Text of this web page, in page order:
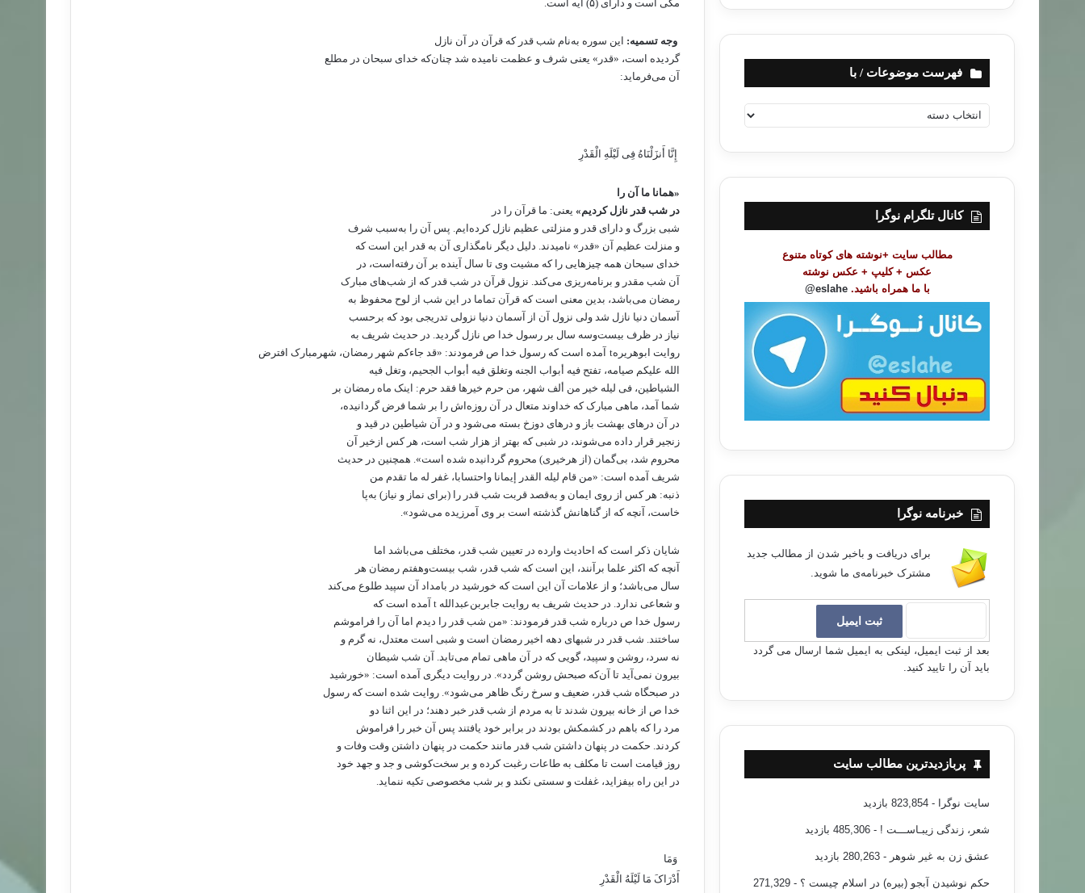
مکی‌ است‌ و دارای‌ (۵) آیه‌ است‌.
وجه‌ تسمیه: این‌ سوره‌ به‌نام‌ شب‌ قدر که‌ قرآن‌ در آن‌ نازل‌
گردیده ‌است‌، «قدر» یعنی‌ شرف‌ و عظمت‌ نامیده‌ شد چنان‌که‌ خدای‌ سبحان‌ در مطلع‌
آن می‌فرماید:
‏ إِنَّا أَنزَلْنَاهُ فِی لَیْلَهِ الْقَدْرِ ‏
«همانا ما آن‌ را
در شب‌ قدر نازل‌ کردیم» یعنی: ما قرآن‌ را در
شبی‌ بزرگ‌ و دارای‌ قدر و منزلتی‌ عظیم‌ نازل‌ کرده‌ایم‌. پس‌ آن‌ را به‌سبب‌ شرف‌
و منزلت‌ عظیم‌ آن‌ «قدر» نامیدند. دلیل‌ دیگر نامگذاری‌ آن‌ به‌ قدر این‌ است‌ که‌
خدای‌ سبحان ‌همه‌ چیزهایی‌ را که‌ مشیت‌ وی‌ تا سال‌ آینده‌ بر آن‌ رفته‌است‌، در
آن‌ شب‌ مقدر و برنامه‌ریزی‌ می‌کند. نزول‌ قرآن‌ در شب‌ قدر که‌ از شب‌های‌ مبارک‌
رمضان ‌می‌باشد، بدین‌ معنی‌ است‌ که‌ قرآن‌ تماما در این‌ شب‌ از لوح‌ محفوظ به‌
آسمان ‌دنیا نازل‌ شد ولی‌ نزول‌ آن‌ از آسمان‌ دنیا نزولی‌ تدریجی‌ بود که‌ برحسب‌
نیاز در ظرف‌ بیست‌وسه‌ سال‌ بر رسول‌ خدا ص نازل‌ گردید. در حدیث‌ شریف‌ به‌
روایت ‌ابوهریره‌t آمده ‌است‌ که‌ رسول‌ خدا ص فرمودند: «قد جاءکم‌ شهر رمضان‌، شهرمبارک‌ افترض‌
الله‌ علیکم‌ صیامه‌، تفتح‌ فیه‌ أبواب‌ الجنه‌ وتغلق‌ فیه‌ أبواب‌ الجحیم‌، وتغل ‌فیه‌
الشیاطین‌، فی‌ لیله خیر من‌ ألف‌ شهر، من‌ حرم‌ خیرها فقد حرم: اینک‌ ماه‌ رمضان ‌بر
شما آمد، ماهی‌ مبارک‌ که‌ خداوند متعال‌ در آن‌ روزه‌اش‌ را بر شما فرض‌ گردانیده‌،
در آن‌ درهای‌ بهشت‌ باز و درهای‌ دوزخ‌ بسته‌ می‌شود و در آن‌ شیاطین ‌در قید و
زنجیر قرار داده‌ می‌شوند، در شبی‌ که‌ بهتر از هزار شب‌ است‌، هر کس‌ ازخیر آن‌
محروم‌ شد، بی‌گمان‌ (از هرخیری) محروم‌ گردانیده‌ شده‌ است‌». همچنین ‌در حدیث‌
شریف‌ آمده‌ است: «من‌ قام‌ لیله‌ القدر إیمانا واحتسابا، غفر له‌ ما تقدم‌ من‌
ذنبه: هر کس‌ از روی‌ ایمان‌ و به‌قصد قربت‌ شب‌ قدر را (برای‌ نماز و نیاز) به‌پا
خاست‌، آنچه‌ که‌ از گناهانش‌ گذشته‌ است‌ بر وی‌ آمرزیده‌ می‌شود».
شایان‌ ذکر است‌ که‌ احادیث‌ وارده‌ در تعیین‌ شب‌ قدر، مختلف‌ می‌باشد اما
آنچه‌ که‌ اکثر علما برآنند، این‌ است‌ که‌ شب‌ قدر، شب‌ بیست‌وهفتم‌ رمضان‌ هر
سال‌ می‌باشد؛ و از علامات‌ آن‌ این‌ است‌ که‌ خورشید در بامداد آن‌ سپید طلوع ‌می‌کند
و شعاعی‌ ندارد. در حدیث‌ شریف‌ به‌ روایت‌ جابربن‌عبدالله t آمده‌ است‌ که‌
رسول‌ خدا ص درباره‌ شب‌ قدر فرمودند: «من‌ شب‌ قدر را دیدم‌ اما آن‌ را فراموشم‌
ساختند. شب‌ قدر در شبهای‌ دهه‌ اخیر رمضان‌ است‌ و شبی‌ است‌ معتدل‌، نه‌ گرم‌ و
نه‌ سرد، روشن‌ و سپید، گویی‌ که‌ در آن‌ ماهی‌ تمام‌ می‌تابد. آن ‌شب‌ شیطان‌
بیرون‌ نمی‌آید تا آن‌که‌ صبحش‌ روشن‌ گردد». در روایت‌ دیگری ‌آمده ‌است: «خورشید
در صبحگاه‌ شب‌ قدر، ضعیف‌ و سرخ‌ رنگ‌ ظاهر می‌شود». روایت‌ شده ‌است‌ که‌ رسول‌
خدا ص از خانه‌ بیرون‌ شدند تا به‌ مردم‌ از شب‌ قدر خبر دهند؛ در این‌ اثنا دو
مرد را که‌ باهم‌ در کشمکش‌ بودند در برابر خود یافتند پس‌ آن‌ خبر را فراموش‌
کردند. حکمت‌ در پنهان ‌داشتن‌ شب‌ قدر مانند حکمت‌ در پنهان ‌داشتن‌ وقت‌ وفات‌ و
روز قیامت‌ است‌ تا مکلف‌ به‌ طاعات‌ رغبت ‌کرده‌ و بر سخت‌کوشی‌ و جد و جهد خود
در این‌ راه‌ بیفزاید، غفلت‌ و سستی‌ نکند و بر شب‌ مخصوصی‌ تکیه‌ ننماید.
‏ وَمَا
أَدْرَاکَ مَا لَیْلَهُ الْقَدْرِ ‏
فهرست موضوعات / با
ه
ت
ض
کانال تلگرام نوگرا
مطالب سایت +نوشته های کوتاه متنوع
عکس + کلیپ + عکس نوشته
با ما همراه باشید. eslahe@
خبرنامه نوگرا
برای دریافت و باخبر شدن از مطالب جدید
مشترک خبرنامه‌ی ما شوید.
بعد از ثبت ایمیل، لینکی به ایمیل شما ارسال می گردد
باید آن را تایید کنید.
پربازدیدترین مطالب سایت
سایت نوگرا - 823,854 بازدید
شعر، زندگی زیبـاســـت ! - 485,306 بازدید
عشق زن به غیر شوهر - 280,263 بازدید
حکم نوشیدن آبجو (بیره) در اسلام چیست ؟
- 271,329